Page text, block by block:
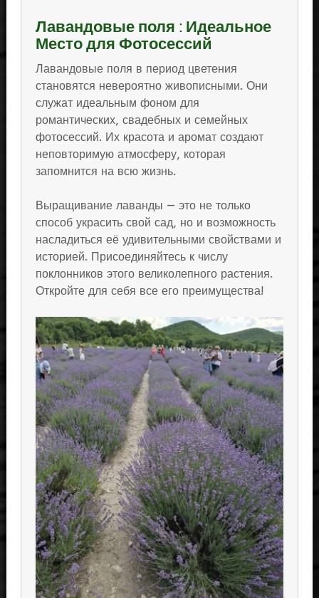
Лавандовые поля : Идеальное
Место для Фотосессий
Лавандовые поля в период цветения
становятся невероятно живописными. Они
служат идеальным фоном для
романтических, свадебных и семейных
фотосессий. Их красота и аромат создают
неповторимую атмосферу, которая
запомнится на всю жизнь.
Выращивание лаванды — это не только
способ украсить свой сад, но и возможность
насладиться её удивительными свойствами и
историей. Присоединяйтесь к числу
поклонников этого великолепного растения.
Откройте для себя все его преимущества!